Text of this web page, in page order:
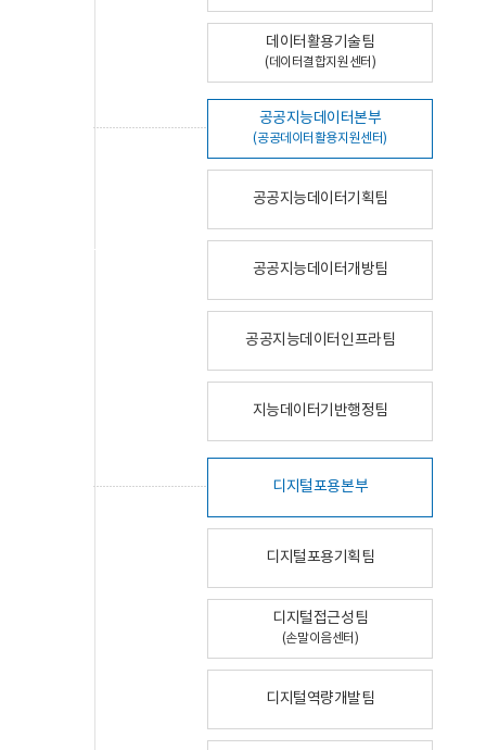
데이터활용기술팀
(데이터결합지원센터)
공공지능데이터본부
(공공데이터활용지원센터)
공공지능데이터기획팀
공공지능데이터개방팀
공공지능데이터인프라팀
지능데이터기반행정팀
디지털포용본부
디지털포용기획팀
디지털접근성팀
(손말이음센터)
디지털역량개발팀